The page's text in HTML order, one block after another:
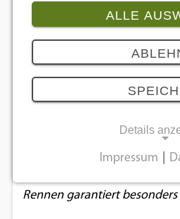
Bildbeschreibung
Der Guide zu
GTA Online
08.11.2019
Mit diesen Superbikes lassen
Rennen garantiert besonders
ALLE
Details
Notwendige Cookies
Impressum